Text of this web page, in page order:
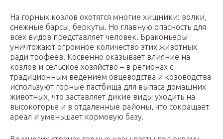
На горных козлов охотятся многие хищники: волки,
снежные барсы, беркуты. Но главную опасность для
всех видов представляет человек. Браконьеры
уничтожают огромное количество этих животных
ради трофеев. Косвенно оказывает влияние на
козлов и сельское хозяйство – в регионах с
традиционным ведением овцеводства и козоводства
используют горные пастбища для выпаса домашних
животных, что заставляет дикие виды уходить на
высокогорье и в отдаленные районы, что сокращает
ареал и уменьшает кормовую базу.